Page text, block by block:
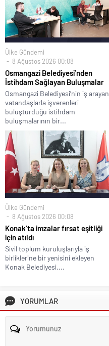
Ülke Gündemi
8 Ağustos 2026 00:08
Osmangazi Belediyesi’nden
İstihdam Sağlayan Buluşmalar
Osmangazi Belediyesi’nin iş arayan
vatandaşlarla işverenleri
buluşturduğu istihdam
buluşmalarının bir...
Ülke Gündemi
8 Ağustos 2026 00:08
Konak’ta imzalar fırsat eşitliği
için atıldı
Sivil toplum kuruluşlarıyla iş
birliklerine bir yenisini ekleyen
Konak Belediyesi,...
YORUMLAR